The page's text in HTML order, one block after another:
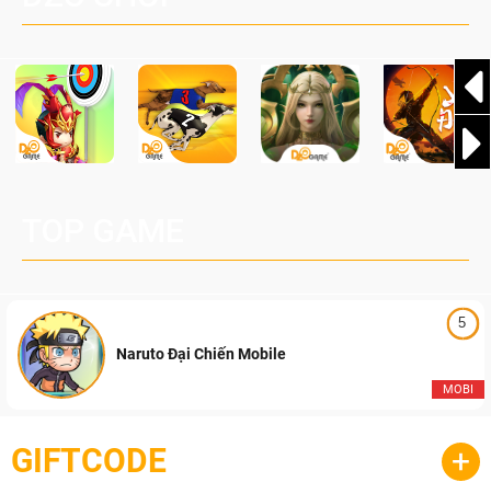
5
MOBI
Naruto Đại Chiến Mobile
GIFTCODE +